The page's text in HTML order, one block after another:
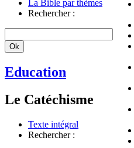
La Bible par thèmes
Rechercher :
Education
Le Catéchisme
Texte intégral
Rechercher :